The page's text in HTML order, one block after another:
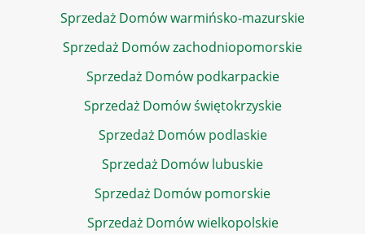
Sprzedaż Domów warmińsko-mazurskie
Sprzedaż Domów zachodniopomorskie
Sprzedaż Domów podkarpackie
Sprzedaż Domów świętokrzyskie
Sprzedaż Domów podlaskie
Sprzedaż Domów lubuskie
Sprzedaż Domów pomorskie
Sprzedaż Domów wielkopolskie